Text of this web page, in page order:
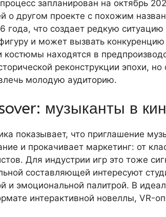
запланирован на октябрь
о другом проекте с похожим
года, что создает редкую
и может вызвать
костюмы находятся в
реконструкции эпохи,
молодую аудиторию.
музыканты в
показывает, что приглашение
и прокачивает маркетинг: от
Для индустрии игр это тоже
составляющей интересуют
и эмоциональной палитрой. В
интерактивной новеллы, VR-